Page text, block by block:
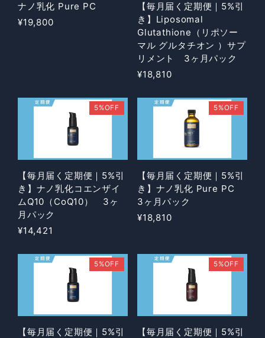
ナノ乳化 Pure PC
¥19,800
【毎月届く定期便｜5%引
き】Liposomal
Glutathione（リポソー
マル グルタチオン ）サプ
リメント 3ヶ月パック
¥18,810
5%OFF
【毎月届く定期便｜5%引
き】ナノ乳化コエンザイ
ムQ10（CoQ10） 3ヶ
月パック
¥14,421
5%OFF
【毎月届く定期便｜5%引
き】ナノ乳化 Pure PC
3ヶ月パック
¥18,810
5%OFF
【毎月届く定期便｜5%引
5%OFF
【毎月届く定期便｜5%引